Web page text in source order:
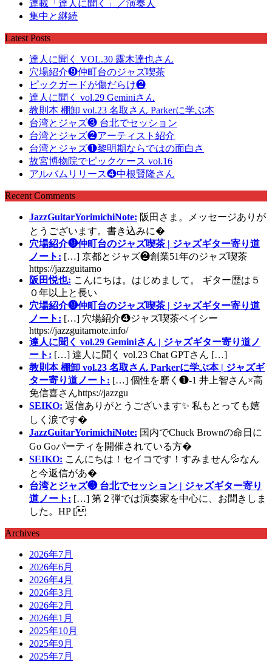
連載「達人に聞く」／演奏人
集中と継続
Latest Posts
達人に聞く VOL.30 露木達也さん
穴場紹介❾仲町台のジャズ喫茶
ピックガードが傷だらけ❷
達人に聞く vol.29 Geminiさん
教則本 棚卸 vol.23 名取さん Parkerに学ぶ本
台湾とジャズ❸ 台北でセッション
台湾とジャズ❷アーティスト紹介
台湾とジャズ❶黎明期ならではの面白さ
故宮博物院でピックケース vol.16
アルバムリリース❹中根賢隆さん
Recent Comments
JazzGuitarYorimichiNote: 阪田さま。メッセージありが
とうございます。書き込みに�
穴場紹介❾仲町台のジャズ喫茶 | ジャズギター寄り道
ノート: […] 京都とジャズ❷創業51年のジャズ喫茶
https://jazzguitarno
阪田悦也: こんにちは。はじめまして。 ギター歴は５
０年以上と長い
穴場紹介❾仲町台のジャズ喫茶 | ジャズギター寄り道
ノート: […] 穴場紹介❹ジャズ喫茶ベイシー
https://jazzguitarnote.info/
達人に聞く vol.29 Geminiさん | ジャズギター寄り道ノ
ート: […] 達人に聞く vol.23 Chat GPTさん […]
教則本 棚卸 vol.23 名取さん Parkerに学ぶ本 | ジャズギ
ター寄り道ノート: […] 個性を磨く❶-1 井上智さん×高
免信喜さんhttps://jazzgu
SEIKO: 返信ありがとうございます✨ 私もとっても嬉
しく涙です�
JazzGuitarYorimichiNote: 国内でChuck Brownの命日に
Go Goパーティを開催されている方�
SEIKO: こんにちは！セイコです！すみません💦なん
と今返信があ�
台湾とジャズ❸ 台北でセッション | ジャズギター寄り
道ノート: […] 第２弾では演奏家を中心に、お聞きしま
した。HP [
Archives
2026年7月
2026年6月
2026年4月
2026年3月
2026年2月
2026年1月
2025年10月
2025年9月
2025年7月